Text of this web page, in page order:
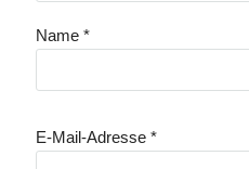
Name *
E-Mail-Adresse *